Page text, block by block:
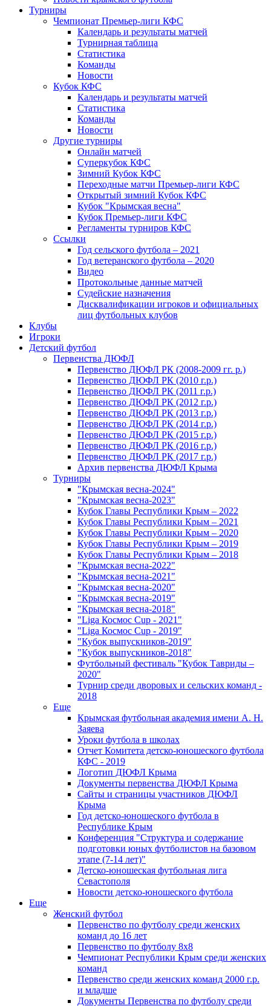
Турниры
Чемпионат Премьер-лиги КФС
Календарь и результаты матчей
Турнирная таблица
Статистика
Команды
Новости
Кубок КФС
Календарь и результаты матчей
Статистика
Команды
Новости
Другие турниры
Онлайн матчей
Суперкубок КФС
Зимний Кубок КФС
Переходные матчи Премьер-лиги КФС
Открытый зимний Кубок КФС
Кубок "Крымская весна"
Кубок Премьер-лиги КФС
Регламенты турниров КФС
Ссылки
Год сельского футбола – 2021
Год ветеранского футбола – 2020
Видео
Протокольные данные матчей
Судейские назначения
Дисквалификации игроков и официальных
лиц футбольных клубов
Клубы
Игроки
Детский футбол
Первенства ДЮФЛ
Первенство ДЮФЛ РК (2008-2009 гг. р.)
Первенство ДЮФЛ РК (2010 г.р.)
Первенство ДЮФЛ РК (2011 г.р.)
Первенство ДЮФЛ РК (2012 г.р.)
Первенство ДЮФЛ РК (2013 г.р.)
Первенство ДЮФЛ РК (2014 г.р.)
Первенство ДЮФЛ РК (2015 г.р.)
Первенство ДЮФЛ РК (2016 г.р.)
Первенство ДЮФЛ РК (2017 г.р.)
Архив первенства ДЮФЛ Крыма
Турниры
"Крымская весна-2024"
"Крымская весна-2023"
Кубок Главы Республики Крым – 2022
Кубок Главы Республики Крым – 2021
Кубок Главы Республики Крым – 2020
Кубок Главы Республики Крым – 2019
Кубок Главы Республики Крым – 2018
"Крымская весна-2022"
"Крымская весна-2021"
"Крымская весна-2020"
"Крымская весна-2019"
"Крымская весна-2018"
"Liga Космос Cup - 2021"
"Liga Космос Cup - 2019"
"Кубок выпускников-2019"
"Кубок выпускников-2018"
Футбольный фестиваль "Кубок Тавриды –
2020"
Турнир среди дворовых и сельских команд -
2018
Еще
Крымская футбольная академия имени А. Н.
Заяева
Уроки футбола в школах
Отчет Комитета детско-юношеского футбола
КФС - 2019
Логотип ДЮФЛ Крыма
Документы первенства ДЮФЛ Крыма
Сайты и страницы участников ДЮФЛ
Крыма
Год детско-юношеского футбола в
Республике Крым
Конференция "Структура и содержание
подготовки юных футболистов на базовом
этапе (7-14 лет)"
Детско-юношеская футбольная лига
Севастополя
Новости детско-юношеского футбола
Еще
Женский футбол
Первенство по футболу среди женских
команд до 16 лет
Первенство по футболу 8х8
Чемпионат Республики Крым среди женских
команд
Первенство среди женских команд 2000 г.р.
и младше
Документы Первенства по футболу среди